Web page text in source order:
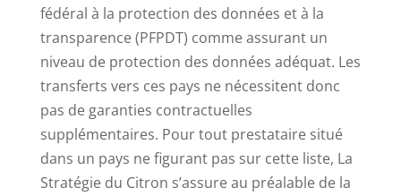
fédéral à la protection des données et à la
transparence (PFPDT) comme assurant un
niveau de protection des données adéquat. Les
transferts vers ces pays ne nécessitent donc
pas de garanties contractuelles
supplémentaires. Pour tout prestataire situé
dans un pays ne figurant pas sur cette liste, La
Stratégie du Citron s’assure au préalable de la